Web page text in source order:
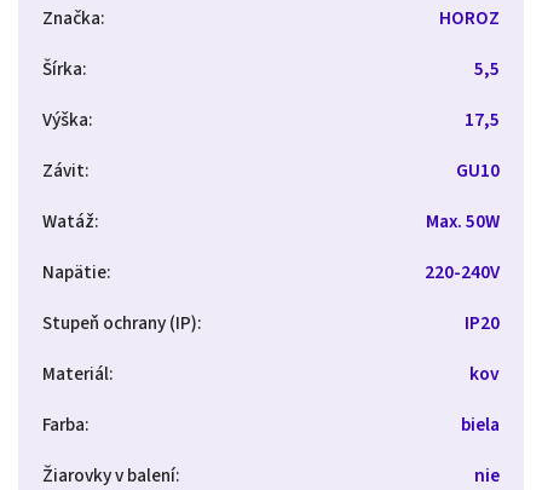
Značka:
HOROZ
Šírka:
5,5
Výška:
17,5
Závit:
GU10
Watáž:
Max. 50W
Napätie:
220-240V
Stupeň ochrany (IP):
IP20
Materiál:
kov
Farba:
biela
Žiarovky v balení:
nie